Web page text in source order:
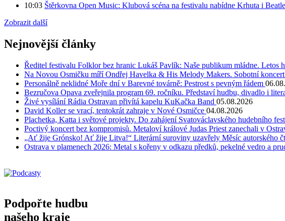
10:03 Štěrkovna Open Music: Klubová scéna na festivalu nabídne Krhuta i
Zobrazit další
Nejnovější články
Ředitel festivalu Folklor bez hranic Lukáš Pavlík: Naše publikum mládne. Letos
Na Novou Osmičku míří Ondřej Havelka & His Melody Makers. Sobotní koncert
Personálně neklidné Moře dní v Barevné továrně: Pestrost s pevným řádem
Bezručova Opava zveřejnila program 69. ročníku. Představí hudbu, divadlo i
Živé vysílání Rádia Ostravan přivítá kapelu KuKačka Band 05.08.2026
David Koller se vrací, tentokrát zahraje v Nové Osmičce 04.08.2026
Plachetka, Katta i světové projekty. Do zahájení Svatováclavského hudebního
Poctivý koncert bez kompromisů. Metaloví králové Judas Priest zanechali v
„Ať žije Grónsko! Ať žije Litva!“ Literární suroviny uzavřely Měsíc autorského
Ostrava v plamenech 2026: Metal s kořeny v odkazu předků, pekelné vedro a
Podpořte hudbu
našeho kraje